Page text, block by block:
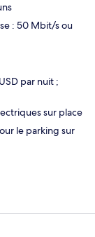
: 50 Mbit/s ou
par nuit ;
sur place
le parking sur